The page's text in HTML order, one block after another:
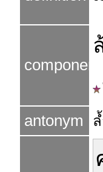
components
antonym